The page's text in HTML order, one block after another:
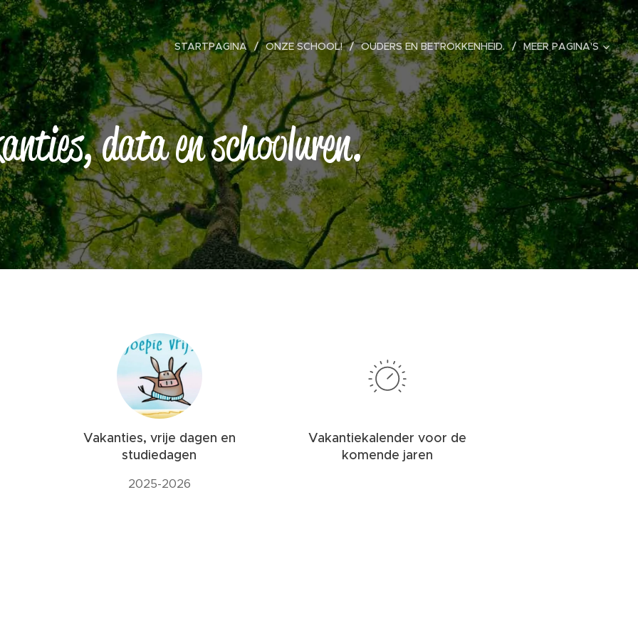
STARTPAGINA ONZE SCHOOL! OUDERS EN BETROKKENHEID. MEER PAGINA'S
data en schooluren.
Vakanties, vrije dagen en
studiedagen
2025-2026
Vakantiekalender voor de
komende jaren